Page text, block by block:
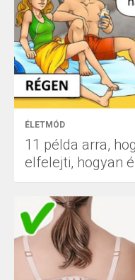
ÉLETMÓD
11 példa arra,
elfelejti, hogyan